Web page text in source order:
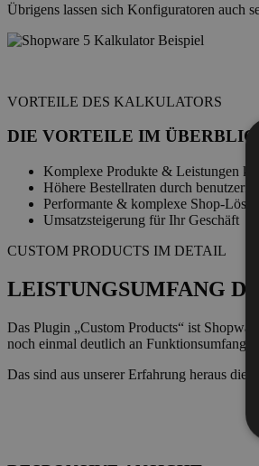
Übrigens lassen sich Konfiguratoren auch
VORTEILE DES KALKULATORS
DIE VORTEILE IM
Komplexe Produkte & Leistungen
Höhere Bestellraten durch
Performante & komplexe Shop-
Umsatzsteigerung für Ihr Geschäft
CUSTOM PRODUCTS IM DETAIL
LEISTUNGSUMFANG
Das Plugin „Custom Products“ ist
noch einmal deutlich an Funktionsumfang
Das sind aus unserer Erfahrung heraus die